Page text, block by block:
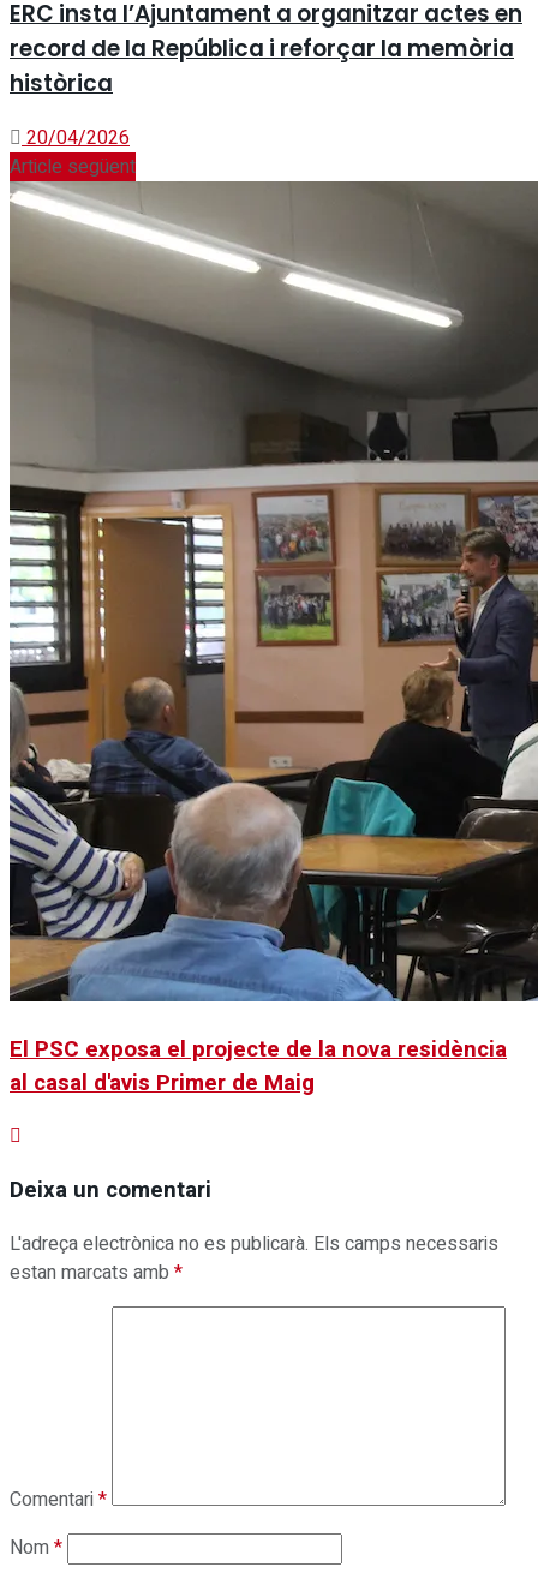
ERC insta l’Ajuntament a organitzar actes en
record de la República i reforçar la memòria
històrica
20/04/2026
Article següent
El PSC exposa el projecte de la nova residència
al casal d'avis Primer de Maig
Deixa un comentari
L'adreça electrònica no es publicarà. Els camps necessaris
estan marcats amb *
Comentari*
Nom*